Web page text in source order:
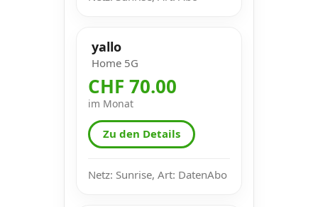
yallo
Home 5G
CHF 70.00
im Monat
Zu den Details
Netz: Sunrise, Art: DatenAbo